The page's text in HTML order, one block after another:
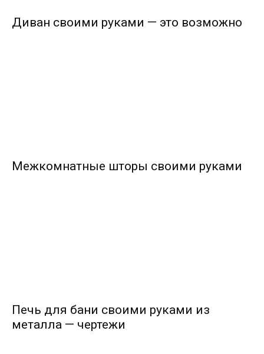
Диван своими руками — это возможно
Межкомнатные шторы своими руками
Печь для бани своими руками из
металла — чертежи